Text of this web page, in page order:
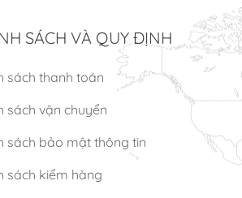
SÁCH VÀ QUY ĐỊNH
sách thanh toán
sách vận chuyển
sách bảo mật thông tin
sách kiểm hàng